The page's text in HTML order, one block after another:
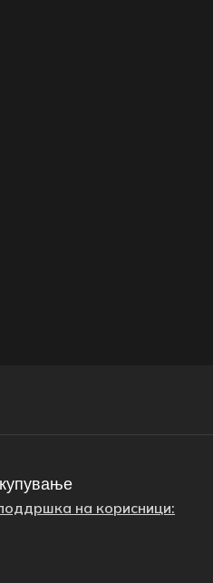
на корисници: